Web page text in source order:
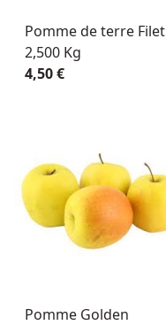
Pomme de terre Filet
2,500 Kg
4,50 €
Pomme Golden